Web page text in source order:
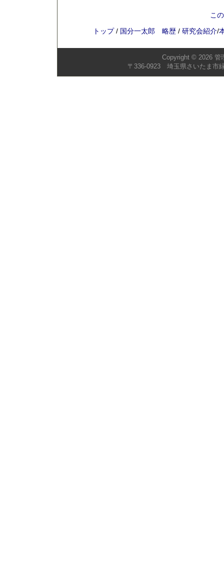
こ
トップ/ 国分一太郎 略歴 / 研究会紹介/
Copyright © 2026 管
〒336-0923 埼玉県さいたま市